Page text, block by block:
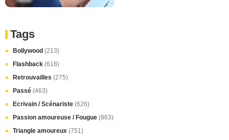
Tags
Bollywood (213)
Flashback (618)
Retrouvailles (275)
Passé (463)
Ecrivain / Scénariste (626)
Passion amoureuse / Fougue (863)
Triangle amoureux (751)